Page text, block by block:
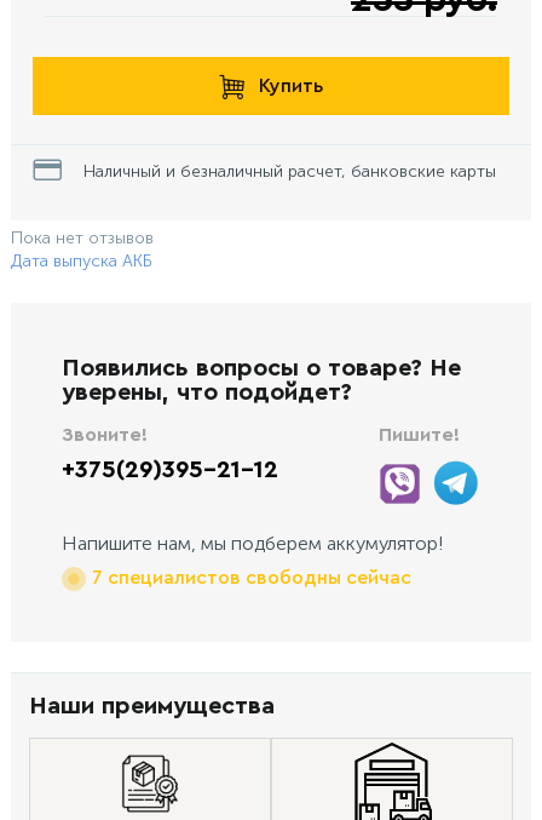
Купить
Наличный и безналичный расчет, банковские карты
Пока нет отзывов
Дата выпуска АКБ
Появились вопросы о товаре? Не
уверены, что подойдет?
Звоните!
+375(29)395-21-12
Пишите!
Напишите нам, мы подберем аккумулятор!
7 специалистов свободны сейчас
Наши преимущества